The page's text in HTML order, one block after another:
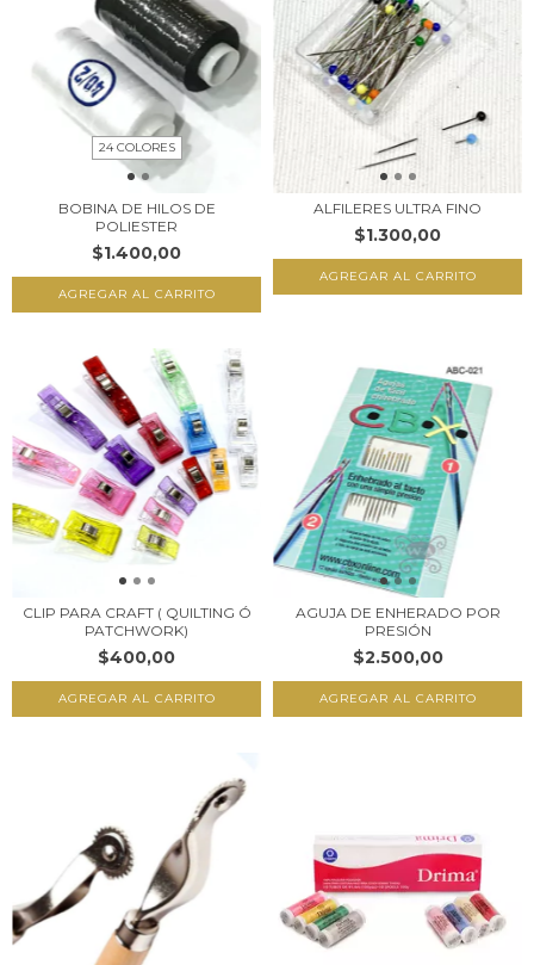
24 COLORES
BOBINA DE HILOS DE
POLIESTER
$1.400,00
AGREGAR AL CARRITO
ALFILERES ULTRA FINO
$1.300,00
AGREGAR AL CARRITO
CLIP PARA CRAFT ( QUILTING Ó
PATCHWORK)
$400,00
AGREGAR AL CARRITO
AGUJA DE ENHERADO POR
PRESIÓN
$2.500,00